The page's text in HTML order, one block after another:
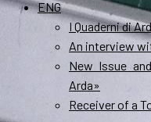
ENG
I Quaderni di
An interview
New Issue
Arda»
Receiver of a